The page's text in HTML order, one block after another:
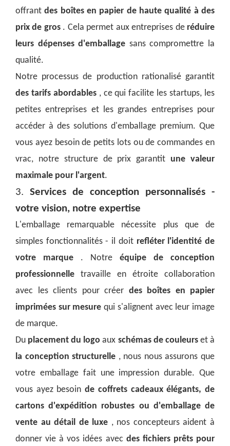
offrantdes boîtes en papier de haute qualité à des
prix de gros . Cela permet aux entreprises de réduire
leurs dépenses d'emballage sans compromettre la
qualité.
Notre processus de production rationalisé garantit
des tarifs abordables , ce qui facilite les startups, les
petites entreprises et les grandes entreprises pour
accéder à des solutions d'emballage premium. Que
vous ayez besoin de petits lots ou de commandes en
vrac, notre structure de prix garantit une valeur
maximale pour l'argent.
3. Services de conception personnalisés -
votre vision, notre expertise
L'emballage remarquable nécessite plus que de
simples fonctionnalités - il doit refléter l'identité de
votre marque . Notre équipe de conception
professionnelle travaille en étroite collaboration
avec les clients pour créer des boîtes en papier
imprimées sur mesurequi s'alignent avec leur image
de marque.
Du placement du logoaux schémas de couleurs et à
la conception structurelle , nous nous assurons que
votre emballage fait une impression durable. Que
vous ayez besoinde coffrets cadeaux élégants, de
cartons d'expédition robustes ou d'emballage de
vente au détail de luxe , nos concepteurs aident à
donner vie à vos idées avec des fichiers prêts pour